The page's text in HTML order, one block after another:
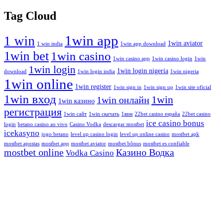
Tag Cloud
1 win 1 win india 1win app 1win app download 1win aviator
1win bet 1win casino 1win casino app 1win casino login 1win
download 1win login 1win login india 1win login nigeria 1win nigeria
1win online 1win register 1win sign in 1win sign up 1win site oficial
1win вход 1win казино 1win онлайн 1win
регистрация 1win сайт 1win скачать 1вин 22bet casino españa 22bet casino
login betano casino ao vivo Casino Vodka descargar mostbet ice casino bonus
icekasyno jogo betano level up casino login level up online casino mostbet apk
mostbet apostas mostbet app mostbet aviator mostbet bônus mostbet es confiable
mostbet online Vodka Casino Казино Водка